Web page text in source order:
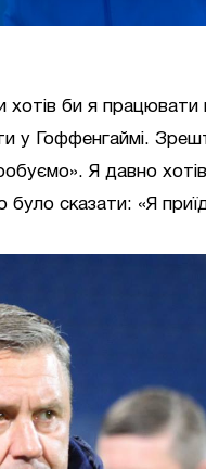
хотів би я
у Гоффенгаймі.
Я давно
сказати: «Я